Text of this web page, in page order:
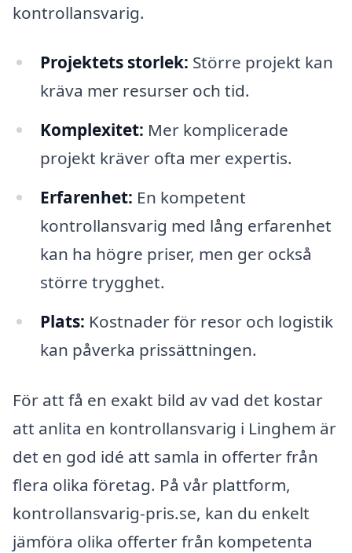
kontrollansvarig.
Projektets storlek: Större projekt kan
kräva mer resurser och tid.
Komplexitet: Mer komplicerade
projekt kräver ofta mer expertis.
Erfarenhet: En kompetent
kontrollansvarig med lång erfarenhet
kan ha högre priser, men ger också
större trygghet.
Plats: Kostnader för resor och logistik
kan påverka prissättningen.
För att få en exakt bild av vad det kostar
att anlita en kontrollansvarig i Linghem är
det en god idé att samla in offerter från
flera olika företag. På vår plattform,
kontrollansvarig-pris.se, kan du enkelt
jämföra olika offerter från kompetenta